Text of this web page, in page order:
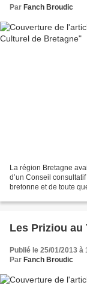
Par Fanch Broudic
La région Bretagne
d’un Conseil
bretonne et de toute
Les Priziou au
Publié le 25/01/2013 à
Par Fanch Broudic